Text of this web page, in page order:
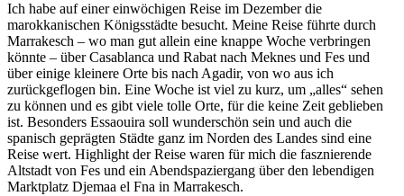
Ich habe auf einer einwöchigen Reise im Dezember die
marokkanischen Königsstädte besucht. Meine Reise führte durch
Marrakesch – wo man gut allein eine knappe Woche verbringen
könnte – über Casablanca und Rabat nach Meknes und Fes und
über einige kleinere Orte bis nach Agadir, von wo aus ich
zurückgeflogen bin. Eine Woche ist viel zu kurz, um „alles“ sehen
zu können und es gibt viele tolle Orte, für die keine Zeit geblieben
ist. Besonders Essaouira soll wunderschön sein und auch die
spanisch geprägten Städte ganz im Norden des Landes sind eine
Reise wert. Highlight der Reise waren für mich die fasznierende
Altstadt von Fes und ein Abendspaziergang über den lebendigen
Marktplatz Djemaa el Fna in Marrakesch.